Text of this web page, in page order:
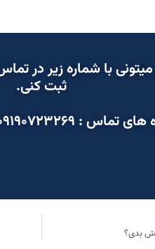
با شماره زیر
ثبت کنی.
: ۰۹۱۹۰۷۲۳۲۶۹ و ۰۹۱۲۰۷۲۳۲۸۶
بدی؟